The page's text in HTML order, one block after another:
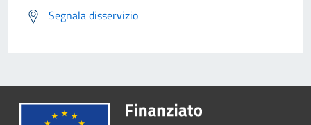
Segnala disservizio